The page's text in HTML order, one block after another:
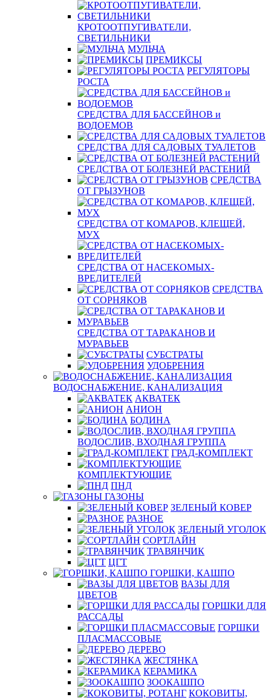
КРОТООТПУГИВАТЕЛИ,
СВЕТИЛЬНИКИ
МУЛЬЧА
ПРЕМИКСЫ
РЕГУЛЯТОРЫ
РОСТА
СРЕДСТВА ДЛЯ БАССЕЙНОВ и
ВОДОЕМОВ
СРЕДСТВА ДЛЯ САДОВЫХ ТУАЛЕТОВ
СРЕДСТВА ОТ БОЛЕЗНЕЙ РАСТЕНИЙ
СРЕДСТВА
ОТ ГРЫЗУНОВ
СРЕДСТВА ОТ КОМАРОВ, КЛЕЩЕЙ,
МУХ
СРЕДСТВА ОТ НАСЕКОМЫХ-
ВРЕДИТЕЛЕЙ
СРЕДСТВА
ОТ СОРНЯКОВ
СРЕДСТВА ОТ ТАРАКАНОВ И
МУРАВЬЕВ
СУБСТРАТЫ
УДОБРЕНИЯ
ВОДОСНАБЖЕНИЕ, КАНАЛИЗАЦИЯ
АКВАТЕК
АНИОН
БОДИНА
ВОДОСЛИВ, ВХОДНАЯ ГРУППА
ГРАД-КОМПЛЕКТ
КОМПЛЕКТУЮЩИЕ
ПНД
ГАЗОНЫ
ЗЕЛЕНЫЙ КОВЕР
РАЗНОЕ
ЗЕЛЕНЫЙ УГОЛОК
СОРТЛАЙН
ТРАВЯНЧИК
ЦГТ
ГОРШКИ, КАШПО
ВАЗЫ ДЛЯ
ЦВЕТОВ
ГОРШКИ ДЛЯ
РАССАДЫ
ГОРШКИ
ПЛАСМАССОВЫЕ
ДЕРЕВО
ЖЕСТЯНКА
КЕРАМИКА
ЗООКАШПО
КОКОВИТЫ,